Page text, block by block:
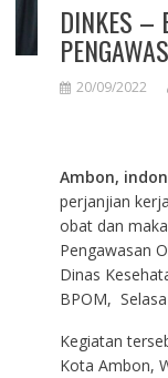
DINKES –
20/09/2022
Ambon,
perjanjian
obat dan
Pengawasan
Dinas
BPOM,
Kegiatan
Kota Ambon,